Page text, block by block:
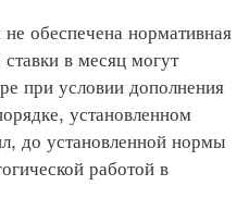
обеспечена нормативная
в месяц могут
при условии дополнения
установленном
до установленной нормы
работой в